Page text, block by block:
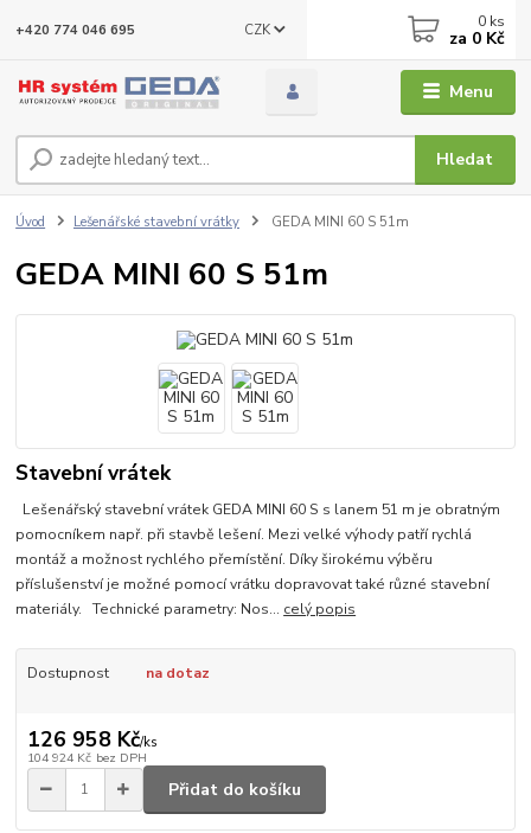
Menu
CZK
Hledat
+420 774 046 695 0 ks
za 0 Kč
Úvod Lešenářské stavební vrátky GEDA MINI 60 S 51m
GEDA MINI 60 S 51m
Stavební vrátek
Lešenářský stavební vrátek GEDA MINI 60 S s lanem 51 m je obratným
pomocníkem např. při stavbě lešení. Mezi velké výhody patří rychlá
montáž a možnost rychlého přemístění. Díky širokému výběru
příslušenství je možné pomocí vrátku dopravovat také různé stavební
materiály. Technické parametry: Nos... celý popis
Dostupnost na dotaz
126 958 Kč/ks
104 924 Kč bez DPH
Přidat do košíku